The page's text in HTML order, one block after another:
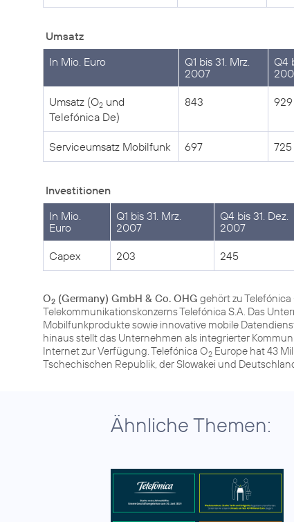
Umsatz
In Mio. Euro
Q1 bis 31. Mrz.
2007
Q4
Umsatz (O2 und
Telefónica De)
843 929
Serviceumsatz Mobilfunk 697 725
Investitionen
In Mio.
Euro
Q1 bis 31. Mrz.
2007
Q4 bis 31. Dez.
2007
Capex 203 245
O2 (Germany) GmbH & Co. OHG gehört zu Telefónica
Telekommunikationskonzerns Telefónica S.A. Das
Mobilfunkprodukte sowie innovative mobile
hinaus stellt das Unternehmen als integrierter
Internet zur Verfügung. Telefónica O2 Europe hat 43
Tschechischen Republik, der Slowakei und
Ähnliche Themen: